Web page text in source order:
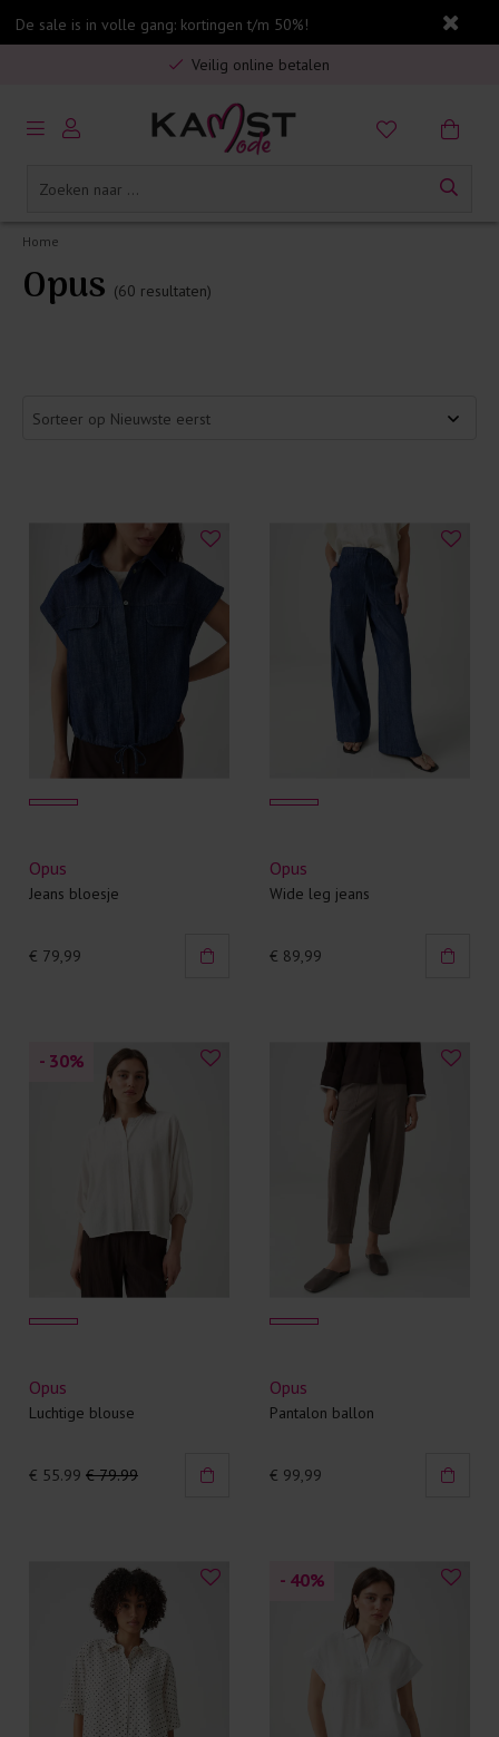
De sale is in volle gang: kortingen t/m 50%!
Veilig online betalen
5% spaarbonus op jouw aankoop
Gratis verzending in Nederland vanaf €75,-
Home
Opus (60 resultaten)
Opus
Jeans bloesje
€ 79,99
Opus
Wide leg jeans
€ 89,99
- 30%
Opus
Luchtige blouse
€ 55.99 € 79.99
Opus
Pantalon ballon
€ 99,99
- 40%